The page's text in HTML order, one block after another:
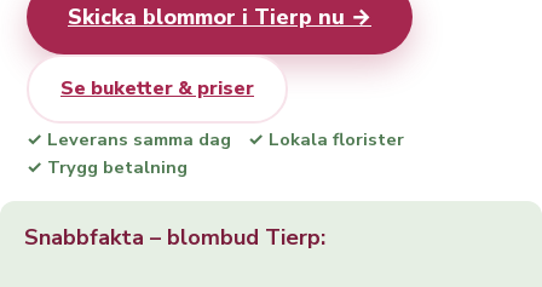
Skicka blommor i Tierp nu →
Se buketter & priser
✓ Leverans samma dag
✓ Lokala florister
✓ Trygg betalning
Snabbfakta – blombud Tierp: